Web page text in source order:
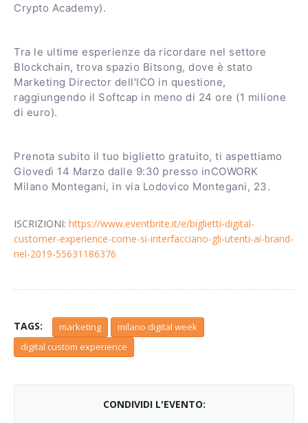
Crypto Academy).
Tra le ultime esperienze da ricordare nel settore
Blockchain, trova spazio Bitsong, dove è stato
Marketing Director dell'ICO in questione,
raggiungendo il Softcap in meno di 24 ore (1 milione
di euro).
Prenota subito il tuo biglietto gratuito, ti aspettiamo
Giovedì 14 Marzo dalle 9:30 presso inCOWORK
Milano Montegani, in via Lodovico Montegani, 23.
ISCRIZIONI: https://www.eventbrite.it/e/biglietti-digital-
customer-experience-come-si-interfacciano-gli-utenti-ai-brand-
nel-2019-55631186376
TAGS: marketing
milano digital week
digital custom experience
CONDIVIDI L'EVENTO: